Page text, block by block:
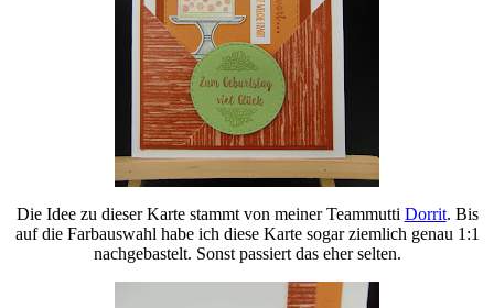
Die Idee zu dieser Karte stammt von meiner Teammutti Dorrit. Bis
auf die Farbauswahl habe ich diese Karte sogar ziemlich genau 1:1
nachgebastelt. Sonst passiert das eher selten.